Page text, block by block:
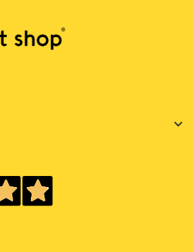
